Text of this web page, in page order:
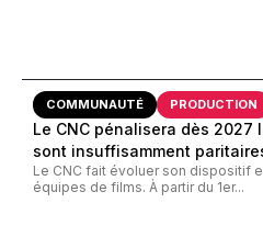
COMMUNAUTÉ PRODUCTION
Le CNC pénalisera dès
sont insuffisamment
Le CNC fait évoluer son dispositif
équipes de films. À partir du 1er...